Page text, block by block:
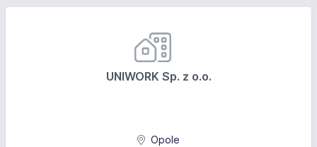
UNIWORK Sp. z o.o.
Opole